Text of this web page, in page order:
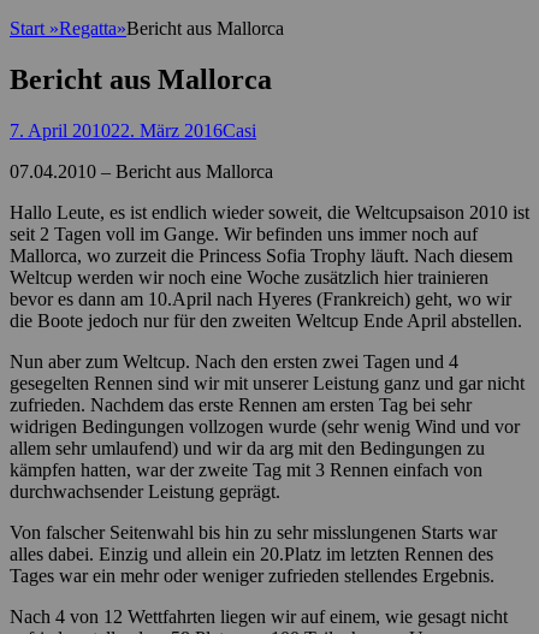
Start »Regatta»Bericht aus Mallorca
Bericht aus Mallorca
Posted
7. April 201022. März 2016Autor
Casi
07.04.2010 – Bericht aus Mallorca
Hallo Leute, es ist endlich wieder soweit, die Weltcupsaison 2010 ist
seit 2 Tagen voll im Gange. Wir befinden uns immer noch auf
Mallorca, wo zurzeit die Princess Sofia Trophy läuft. Nach diesem
Weltcup werden wir noch eine Woche zusätzlich hier trainieren
bevor es dann am 10.April nach Hyeres (Frankreich) geht, wo wir
die Boote jedoch nur für den zweiten Weltcup Ende April abstellen.
Nun aber zum Weltcup. Nach den ersten zwei Tagen und 4
gesegelten Rennen sind wir mit unserer Leistung ganz und gar nicht
zufrieden. Nachdem das erste Rennen am ersten Tag bei sehr
widrigen Bedingungen vollzogen wurde (sehr wenig Wind und vor
allem sehr umlaufend) und wir da arg mit den Bedingungen zu
kämpfen hatten, war der zweite Tag mit 3 Rennen einfach von
durchwachsender Leistung geprägt.
Von falscher Seitenwahl bis hin zu sehr misslungenen Starts war
alles dabei. Einzig und allein ein 20.Platz im letzten Rennen des
Tages war ein mehr oder weniger zufrieden stellendes Ergebnis.
Nach 4 von 12 Wettfahrten liegen wir auf einem, wie gesagt nicht